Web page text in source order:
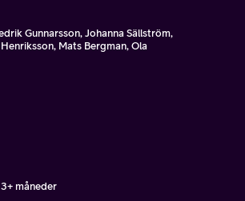
Gunnarsson, Johanna Sällström,
Mats Bergman, Ola
måneder